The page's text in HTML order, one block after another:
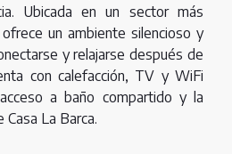
Ubicada en un sector más
un ambiente silencioso y
y relajarse después de
con calefacción, TV y WiFi
a baño compartido y la
La Barca.